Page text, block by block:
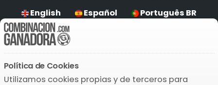
English Español Português BR
Descarga la APP
Política de Cookies
Utilizamos cookies propias y de terceros para